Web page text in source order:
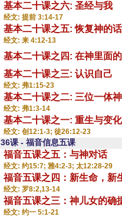
基本二十课之六: 圣经与我
经文: 提前 3:14-17
基本二十课之五: 恢复神的话
经文: 来 4:12-13
基本二十课之四: 在神里面
基本二十课之三: 认识自己
经文: 弗1:15-23
基本二十课之二: 三位一体
经文: 弗1:3-14
基本二十课之一: 重生与变化
经文: 创12:1-3; 徒26:12-23
36课 - 福音信息五课
福音五课之五：与神对话
经文: 约15:7; 雅4:2-3; 太12:28-29
福音五课之四：新生命，新
经文: 罗8:2,13-14
福音五课之三：神儿女的确
经文: 约一 5:1-21